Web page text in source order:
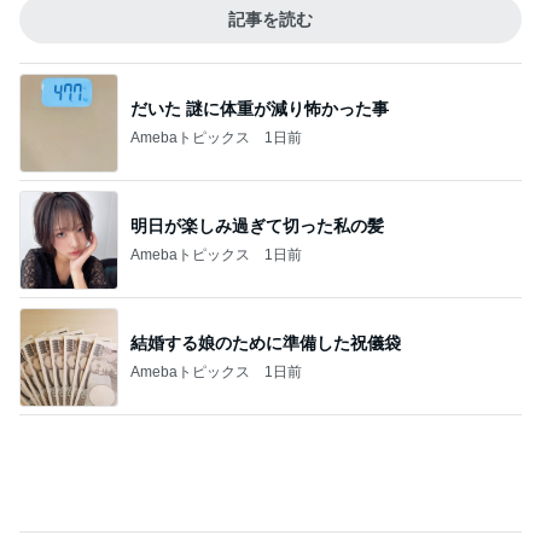
記事を読む
だいた 謎に体重が減り怖かった事
Amebaトピックス 1日前
明日が楽しみ過ぎて切った私の髪
Amebaトピックス 1日前
結婚する娘のために準備した祝儀袋
Amebaトピックス 1日前